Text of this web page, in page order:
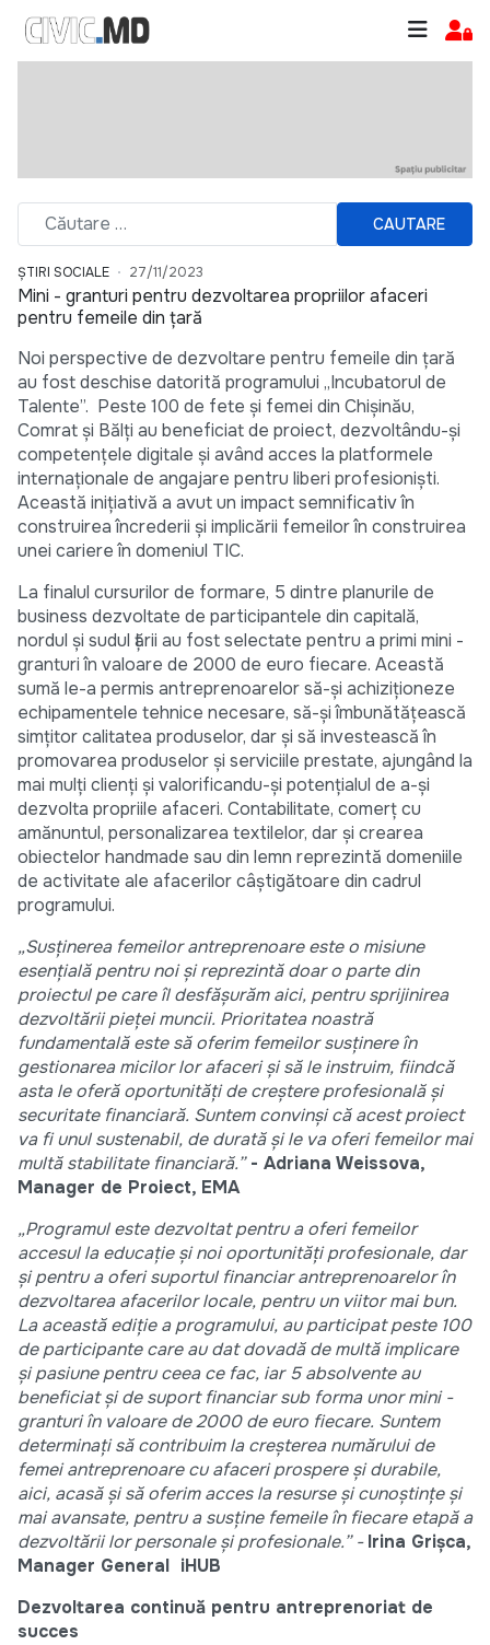
CAUTARE
ȘTIRI SOCIALE 27/11/2023
Mini - granturi pentru dezvoltarea propriilor afaceri
pentru femeile din țară
Noi perspective de dezvoltare pentru femeile din țară
au fost deschise datorită programului „Incubatorul de
Talente”. Peste 100 de fete și femei din Chișinău,
Comrat și Bălți au beneficiat de proiect, dezvoltându-și
competențele digitale și având acces la platformele
internaționale de angajare pentru liberi profesioniști.
Această inițiativă a avut un impact semnificativ în
construirea încrederii și implicării femeilor în construirea
unei cariere în domeniul TIC.
La finalul cursurilor de formare, 5 dintre planurile de
business dezvoltate de participantele din capitală,
nordul și sudul țării au fost selectate pentru a primi mini -
granturi în valoare de 2000 de euro fiecare. Această
sumă le-a permis antreprenoarelor să-și achiziționeze
echipamentele tehnice necesare, să-și îmbunătățească
simțitor calitatea produselor, dar și să investească în
promovarea produselor și serviciile prestate, ajungând la
mai mulți clienți și valorificandu-și potențialul de a-și
dezvolta propriile afaceri. Contabilitate, comerț cu
amănuntul, personalizarea textilelor, dar și crearea
obiectelor handmade sau din lemn reprezintă domeniile
de activitate ale afacerilor câștigătoare din cadrul
programului.
„Susținerea femeilor antreprenoare este o misiune
esențială pentru noi și reprezintă doar o parte din
proiectul pe care îl desfășurăm aici, pentru sprijinirea
dezvoltării pieței muncii. Prioritatea noastră
fundamentală este să oferim femeilor susținere în
gestionarea micilor lor afaceri și să le instruim, fiindcă
asta le oferă oportunități de creștere profesională și
securitate financiară. Suntem convinși că acest proiect
va fi unul sustenabil, de durată și le va oferi femeilor mai
multă stabilitate financiară.”- Adriana Weissova,
Manager de Proiect, EMA
„Programul este dezvoltat pentru a oferi femeilor
accesul la educație și noi oportunități profesionale, dar
și pentru a oferi suportul financiar antreprenoarelor în
dezvoltarea afacerilor locale, pentru un viitor mai bun.
La această ediție a programului, au participat peste 100
de participante care au dat dovadă de multă implicare
și pasiune pentru ceea ce fac, iar 5 absolvente au
beneficiat și de suport financiar sub forma unor mini -
granturi în valoare de 2000 de euro fiecare. Suntem
determinați să contribuim la creșterea numărului de
femei antreprenoare cu afaceri prospere și durabile,
aici, acasă și să oferim acces la resurse și cunoștințe și
mai avansate, pentru a susține femeile în fiecare etapă a
dezvoltării lor personale și profesionale.” -Irina Grișca,
Manager General iHUB
Dezvoltarea continuă pentru antreprenoriat de
succes